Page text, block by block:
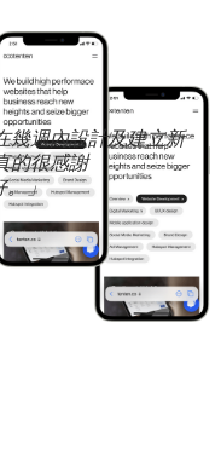
幾週內設計及建立新
的很感謝
。」